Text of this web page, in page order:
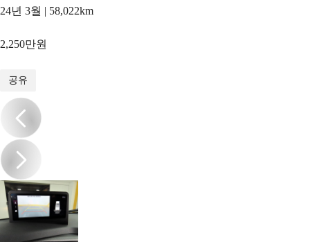
24년 3월 | 58,022km
2,250만원
공유
/20